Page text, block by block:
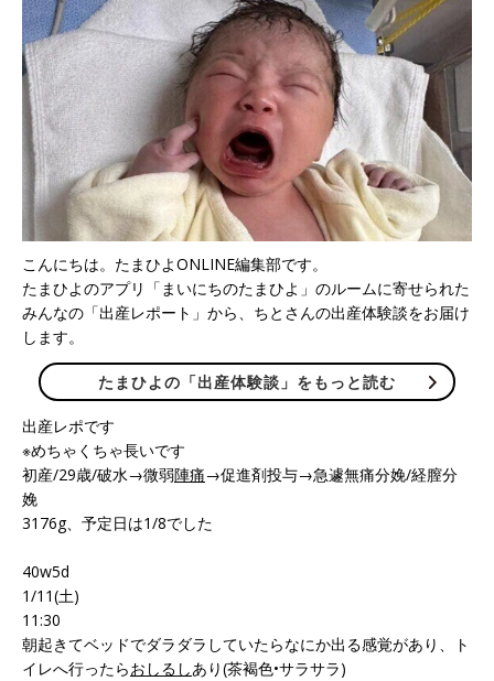
こんにちは。たまひよONLINE編集部です。
たまひよのアプリ「まいにちのたまひよ」のルームに寄せられた
みんなの「出産レポート」から、ちとさんの出産体験談をお届け
します。
たまひよの「出産体験談」をもっと読む
出産レポです
※めちゃくちゃ長いです
初産/29歳/破水→微弱陣痛→促進剤投与→急遽無痛分娩/経膣分
娩
3176g、予定日は1/8でした
40w5d
1/11(土)
11:30
朝起きてベッドでダラダラしていたらなにか出る感覚があり、ト
イレへ行ったらおしるしあり(茶褐色•サラサラ)